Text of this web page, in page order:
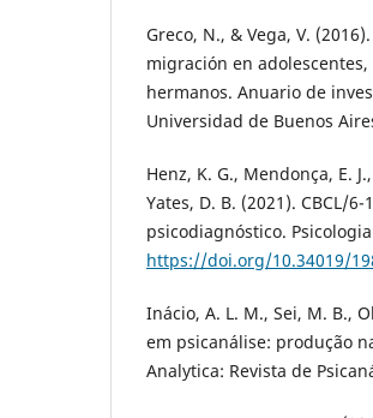
Greco, N., & Vega, V.
migración en
hermanos. Anuario de
Universidad de Buenos
Henz, K. G., Mendonça, E.
Yates, D. B. (2021). CBCL/
psicodiagnóstico.
https://doi.org/10.34019/
Inácio, A. L. M., Sei, M. B.,
em psicanálise: produção
Analytica: Revista de